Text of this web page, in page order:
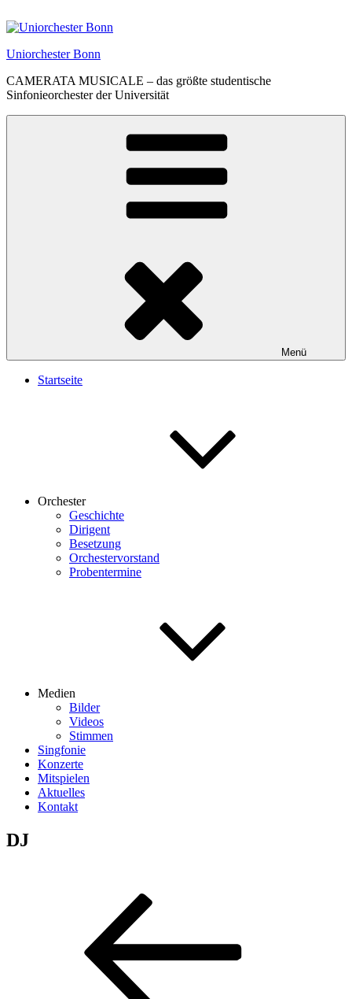
Inhalt
Uniorchester Bonn
CAMERATA MUSICALE – das größte studentische
Sinfonieorchester der Universität
Menü
Startseite
Orchester
Geschichte
Dirigent
Besetzung
Orchestervorstand
Probentermine
Medien
Bilder
Videos
Stimmen
Singfonie
Konzerte
Mitspielen
Aktuelles
Kontakt
DJ
Beitragsnavigation